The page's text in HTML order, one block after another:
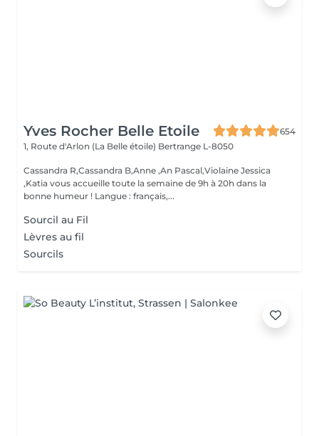
Yves Rocher Belle Etoile
654
1, Route d'Arlon (La Belle étoile) Bertrange L-8050
Cassandra R,Cassandra B,Anne ,An Pascal,Violaine Jessica
,Katia vous accueille toute la semaine de 9h à 20h dans la
bonne humeur ! Langue : français,...
Sourcil au Fil
Lèvres au fil
Sourcils